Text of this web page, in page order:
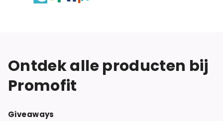
Ontdek alle producten bij
Promofit
Giveaways